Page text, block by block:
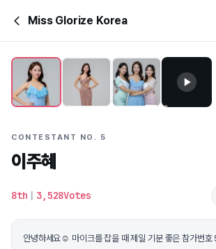
Miss Glorize Korea
CONTESTANT NO. 5
이주혜
8th | 3,528Votes
안녕하세요☺ 마이크를 잡을 때 제일 기분 좋은 참가번호